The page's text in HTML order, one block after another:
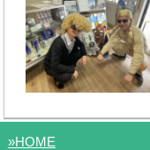
»HOME